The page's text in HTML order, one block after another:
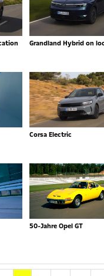
Grandland Hybrid on
Corsa Electric
50-Jahre Opel GT